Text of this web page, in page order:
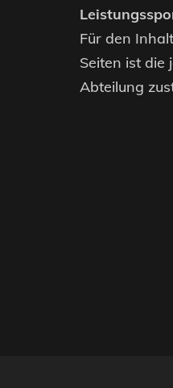
Für den
Seiten ist die
Abteilung